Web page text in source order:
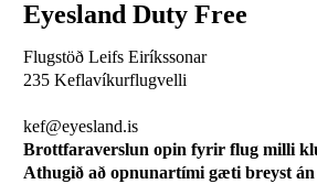
Eyesland Duty Free
Flugstöð Leifs Eiríkssonar
235 Keflavíkurflugvelli
kef@eyesland.is
Brottfaraverslun opin fyrir flug milli
Athugið að opnunartími gæti breyst